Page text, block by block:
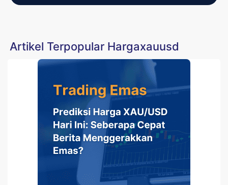
Artikel Terpopular Hargaxauusd